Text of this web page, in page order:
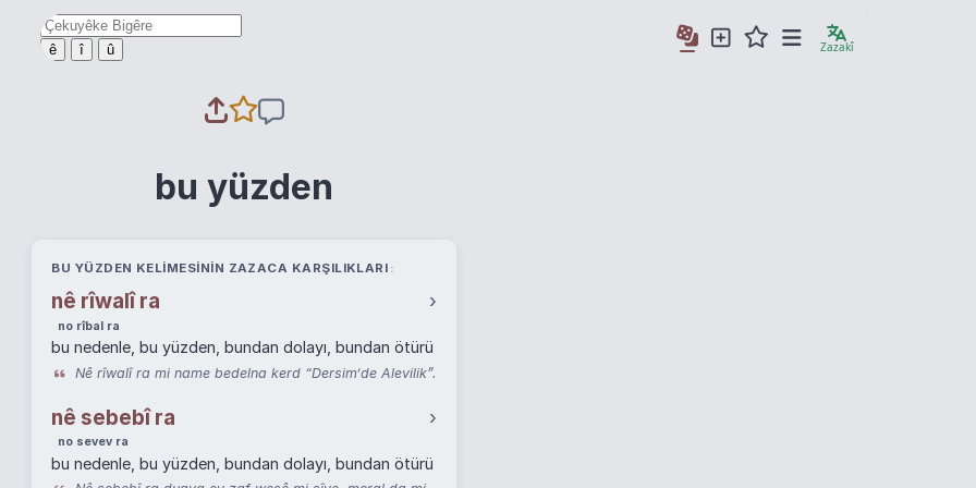
ê î û Zazakî
bu yüzden
BU YÜZDEN KELIMESININ ZAZACA KARŞILIKLARI
nê rîwalî ra ›
no rîbal ra
bu nedenle, bu yüzden, bundan dolayı, bundan ötürü
Nê rîwalî ra mi name bedelna kerd “Dersim‘de Alevilik”.
nê sebebî ra ›
no sevev ra
bu nedenle, bu yüzden, bundan dolayı, bundan ötürü